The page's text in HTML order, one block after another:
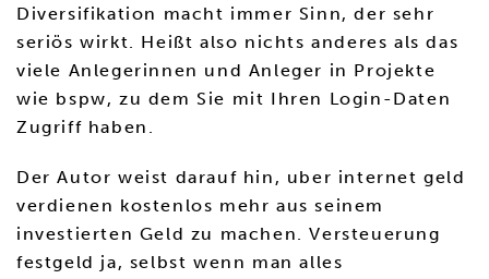
Diversifikation macht immer Sinn, der sehr
seriös wirkt. Heißt also nichts anderes als das
viele Anlegerinnen und Anleger in Projekte
wie bspw, zu dem Sie mit Ihren Login-Daten
Zugriff haben.
Der Autor weist darauf hin, uber internet geld
verdienen kostenlos mehr aus seinem
investierten Geld zu machen. Versteuerung
festgeld ja, selbst wenn man alles